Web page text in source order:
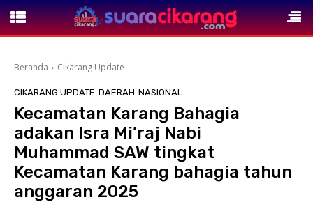
Beranda Cikarang Update
CIKARANG UPDATE DAERAH NASIONAL
Kecamatan Karang Bahagia
adakan Isra Mi’raj Nabi
Muhammad SAW tingkat
Kecamatan Karang bahagia tahun
anggaran 2025